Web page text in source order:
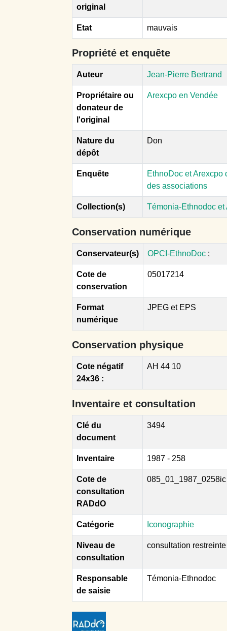
original
Etat mauvais
Propriété et enquête
Auteur Jean-Pierre Bertrand
Propriétaire ou
donateur de
l'original
Arexcpo en Vendée
Nature du
dépôt
Don
Enquête
EthnoDoc et Arexcpo
des associations
Collection(s) Témonia-Ethnodoc
Conservation numérique
Conservateur(s) OPCI-EthnoDoc ;
Cote de
conservation
05017214
Format
numérique
JPEG et EPS
Conservation physique
Cote négatif
24x36 :
AH 44 10
Inventaire et consultation
Clé du
document
3494
Inventaire 1987 - 258
Cote de
consultation
RADdO
085_01_1987_0258ic
Catégorie Iconographie
Niveau de
consultation
consultation restreinte
Responsable
de saisie
Témonia-Ethnodoc